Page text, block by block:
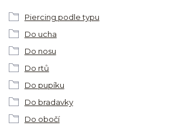
Piercing podle typu
Do ucha
Do nosu
Do rtů
Do pupíku
Do bradavky
Do obočí